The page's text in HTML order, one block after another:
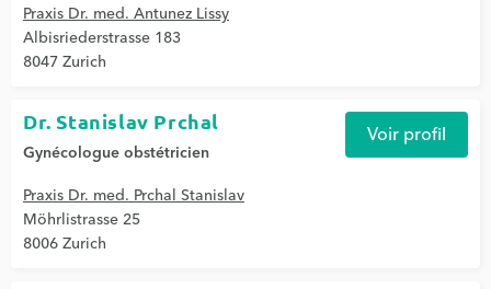
Praxis Dr. med. Antunez Lissy
Albisriederstrasse 183
8047 Zurich
Dr. Stanislav Prchal
Gynécologue obstétricien
Praxis Dr. med. Prchal Stanislav
Möhrlistrasse 25
8006 Zurich
Voir profil